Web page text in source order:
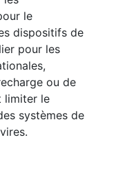
le
dispositifs de
pour les
ou de
limiter le
systèmes de